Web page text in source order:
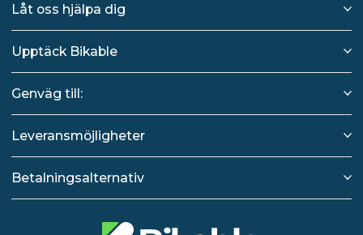
Låt oss hjälpa dig
Upptäck Bikable
Genväg till:
Leveransmöjligheter
Betalningsalternativ